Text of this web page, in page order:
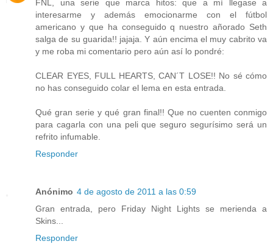
FNL, una serie que marca hitos: que a mí llegase a
interesarme y además emocionarme con el fútbol
americano y que ha conseguido q nuestro añorado Seth
salga de su guarida!! jajaja. Y aún encima el muy cabrito va
y me roba mi comentario pero aún así lo pondré:
CLEAR EYES, FULL HEARTS, CAN´T LOSE!! No sé cómo
no has conseguido colar el lema en esta entrada.
Qué gran serie y qué gran final!! Que no cuenten conmigo
para cagarla con una peli que seguro segurísimo será un
refrito infumable.
Responder
Anónimo 4 de agosto de 2011 a las 0:59
Gran entrada, pero Friday Night Lights se merienda a
Skins...
Responder